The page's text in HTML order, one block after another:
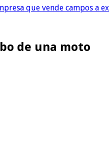
que vende campos a
de una moto